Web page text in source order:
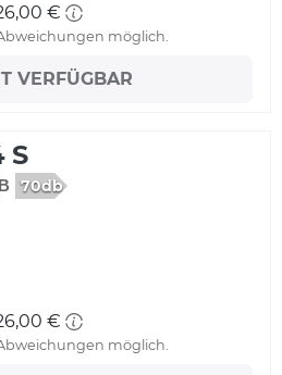
€
möglich.
VERFÜGBAR
S
70db
€
möglich.